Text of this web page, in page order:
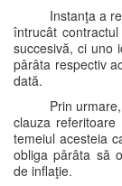
Instanţa a
întrucât
succesivă, ci uno
pârâta respectiv
dată.
Prin
clauza
temeiul acesteia
obliga pârâta să
de inflaţie.